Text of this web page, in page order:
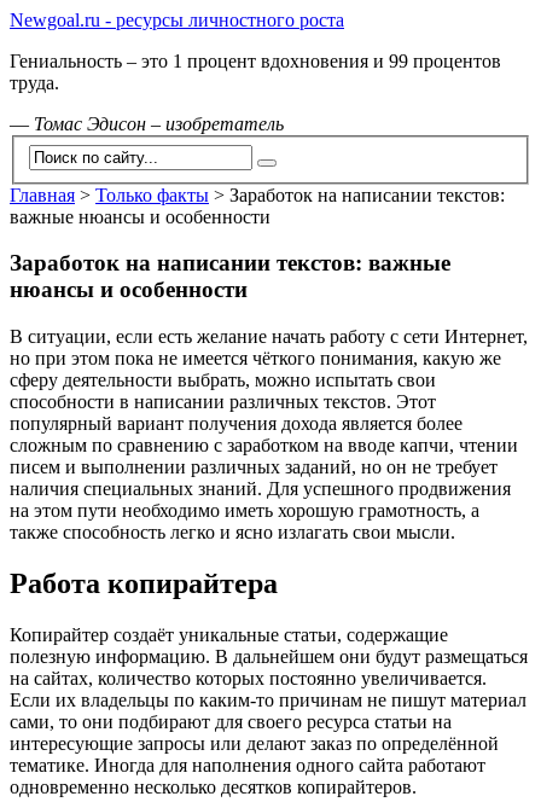
Newgoal.ru - ресурсы личностного роста
Гениальность – это 1 процент вдохновения и 99 процентов
труда.
— Томас Эдисон – изобретатель
Главная > Только факты > Заработок на написании текстов:
важные нюансы и особенности
Заработок на написании текстов: важные
нюансы и особенности
В ситуации, если есть желание начать работу с сети Интернет,
но при этом пока не имеется чёткого понимания, какую же
сферу деятельности выбрать, можно испытать свои
способности в написании различных текстов. Этот
популярный вариант получения дохода является более
сложным по сравнению с заработком на вводе капчи, чтении
писем и выполнении различных заданий, но он не требует
наличия специальных знаний. Для успешного продвижения
на этом пути необходимо иметь хорошую грамотность, а
также способность легко и ясно излагать свои мысли.
Работа копирайтера
Копирайтер создаёт уникальные статьи, содержащие
полезную информацию. В дальнейшем они будут размещаться
на сайтах, количество которых постоянно увеличивается.
Если их владельцы по каким-то причинам не пишут материал
сами, то они подбирают для своего ресурса статьи на
интересующие запросы или делают заказ по определённой
тематике. Иногда для наполнения одного сайта работают
одновременно несколько десятков копирайтеров.